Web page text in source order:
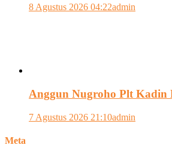
8 Agustus 2026 04:22admin
Anggun Nugroho Plt Kadin
7 Agustus 2026 21:10admin
Meta